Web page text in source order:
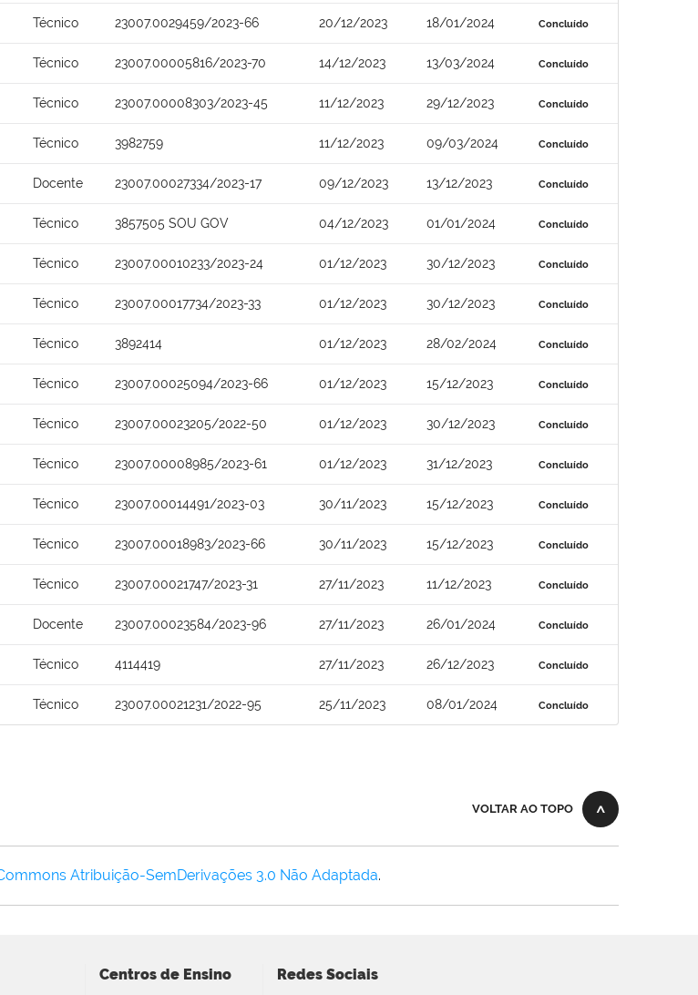
Técnico 23007.0029459/2023-66 20/12/2023 18/01/2024 Concluído
Técnico 23007.00005816/2023-70 14/12/2023 13/03/2024 Concluído
Técnico 23007.00008303/2023-45 11/12/2023 29/12/2023 Concluído
Técnico 3982759 11/12/2023 09/03/2024 Concluído
Docente 23007.00027334/2023-17 09/12/2023 13/12/2023 Concluído
Técnico 3857505 SOU GOV 04/12/2023 01/01/2024 Concluído
Técnico 23007.00010233/2023-24 01/12/2023 30/12/2023 Concluído
Técnico 23007.00017734/2023-33 01/12/2023 30/12/2023 Concluído
Técnico 3892414 01/12/2023 28/02/2024 Concluído
Técnico 23007.00025094/2023-66 01/12/2023 15/12/2023 Concluído
Técnico 23007.00023205/2022-50 01/12/2023 30/12/2023 Concluído
Técnico 23007.00008985/2023-61 01/12/2023 31/12/2023 Concluído
Técnico 23007.00014491/2023-03 30/11/2023 15/12/2023 Concluído
Técnico 23007.00018983/2023-66 30/11/2023 15/12/2023 Concluído
Técnico 23007.00021747/2023-31 27/11/2023 11/12/2023 Concluído
Docente 23007.00023584/2023-96 27/11/2023 26/01/2024 Concluído
Técnico 4114419 27/11/2023 26/12/2023 Concluído
Técnico 23007.00021231/2022-95 25/11/2023 08/01/2024 Concluído
VOLTAR AO TOPO
Atribuição-SemDerivações 3.0 Não Adaptada.
Centros de Ensino Redes Sociais